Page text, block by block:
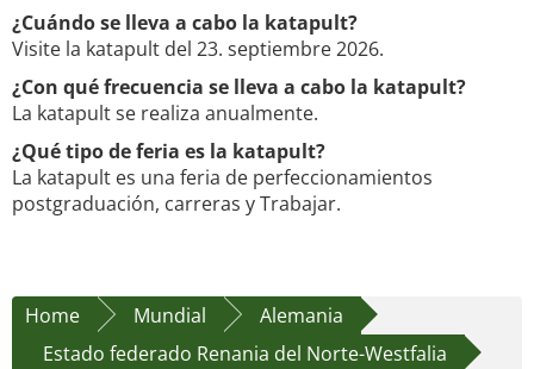
¿Cuándo se lleva a cabo la katapult?
Visite la katapult del 23. septiembre 2026.
¿Con qué frecuencia se lleva a cabo la katapult?
La katapult se realiza anualmente.
¿Qué tipo de feria es la katapult?
La katapult es una feria de perfeccionamientos
postgraduación, carreras y Trabajar.
Home Mundial
Alemania
Estado federado Renania del Norte-Westfalia